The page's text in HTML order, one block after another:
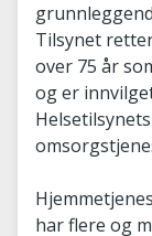
Tilsynet
over 75 år
og er
har flere og